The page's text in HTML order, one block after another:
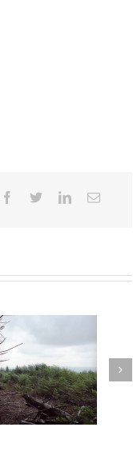
Autant parler au vent #011